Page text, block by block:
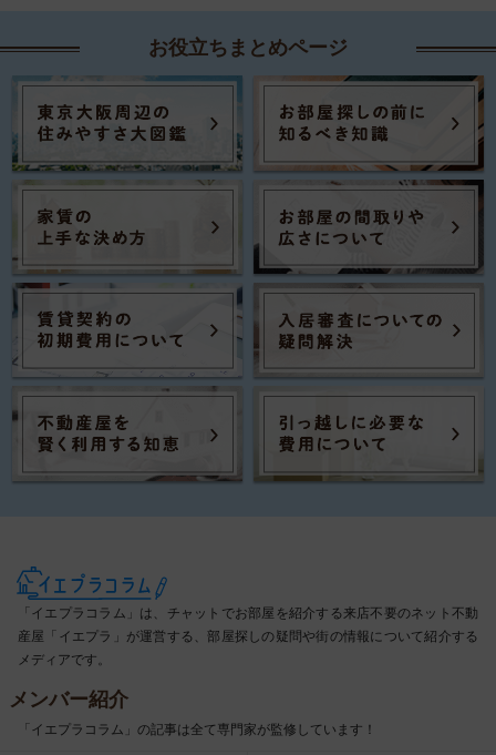
お役立ちまとめページ
「イエプラコラム」は、チャットでお部屋を紹介する来店不要のネット不動
産屋「イエプラ」が運営する、部屋探しの疑問や街の情報について紹介する
メディアです。
メンバー紹介
「イエプラコラム」の記事は全て専門家が監修しています！